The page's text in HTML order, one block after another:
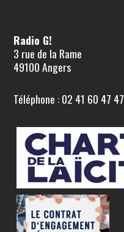
Radio G!
3 rue de la Rame
49100 Angers
Téléphone : 02 41 60 47 47